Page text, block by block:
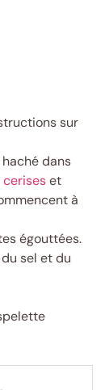
sur
haché dans
et
à
égouttées.
sel et du